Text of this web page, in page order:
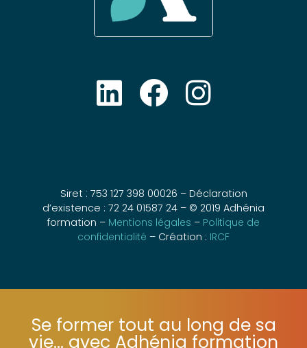
Siret : 753 127 398 00026 – Déclaration
d’existence : 72 24 01587 24 – © 2019 Adhénia
formation –Mentions légales– Politique de
Se former tout au long de sa